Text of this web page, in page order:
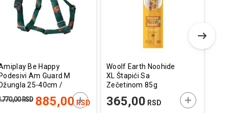
U KORPU
Be Happy
Am Guard M
25-40cm /
885,00 RSD
RSD DODAJTE U KORPU
Woolf Earth Noohide
XL Štapići Sa
Zečetinom 85g
365,00 RSD DODAJTE U